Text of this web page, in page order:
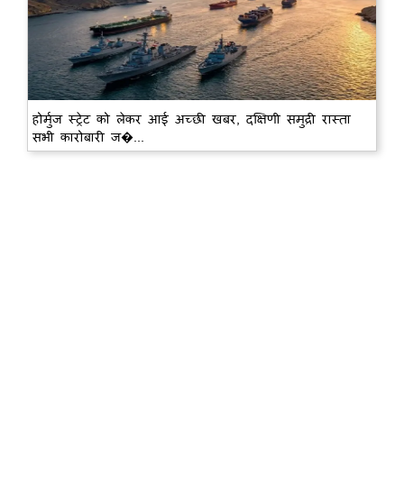
होर्मुज स्ट्रेट को लेकर आई अच्छी खबर, दक्षिणी समुद्री रास्ता
सभी कारोबारी ज�...